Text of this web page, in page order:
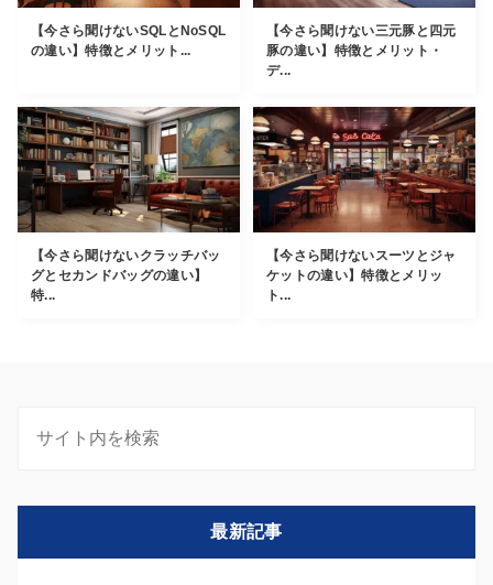
【今さら聞けないSQLとNoSQL
の違い】特徴とメリット...
【今さら聞けない三元豚と四元
豚の違い】特徴とメリット・
デ...
【今さら聞けないクラッチバッ
グとセカンドバッグの違い】
特...
【今さら聞けないスーツとジャ
ケットの違い】特徴とメリッ
ト...
最新記事